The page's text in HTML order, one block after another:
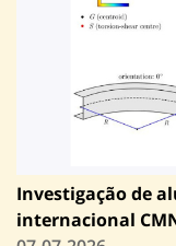
Investigação de
internacional